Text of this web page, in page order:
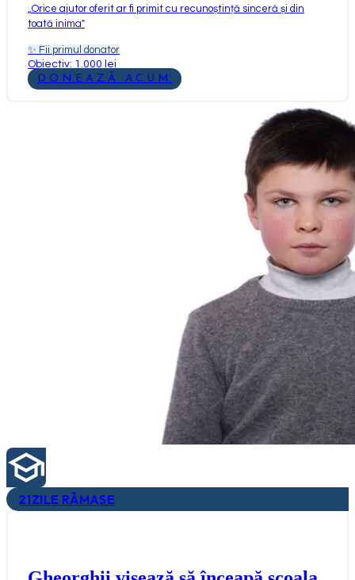
Orice ajutor oferit ar fi primit cu recunoștință sinceră și din
toată inima"
✨ Fii primul donator
Obiectiv: 1.000 lei
DONEAZĂ ACUM
21ZILE RĂMASE